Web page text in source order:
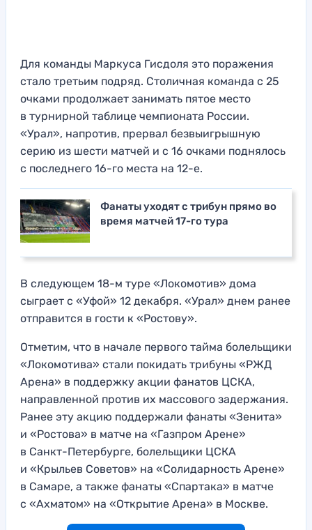
Для команды Маркуса Гисдоля это поражения
стало третьим подряд. Столичная команда с 25
очками продолжает занимать пятое место
в турнирной таблице чемпионата России.
«Урал», напротив, прервал безвыигрышную
серию из шести матчей и с 16 очками поднялось
с последнего 16-го места на 12-е.
Фанаты уходят с трибун прямо во
время матчей 17-го тура
В следующем 18-м туре «Локомотив» дома
сыграет с «Уфой» 12 декабря. «Урал» днем ранее
отправится в гости к «Ростову».
Отметим, что в начале первого тайма болельщики
«Локомотива» стали покидать трибуны «РЖД
Арена» в поддержку акции фанатов ЦСКА,
направленной против их массового задержания.
Ранее эту акцию поддержали фанаты «Зенита»
и «Ростова» в матче на «Газпром Арене»
в Санкт-Петербурге, болельщики ЦСКА
и «Крыльев Советов» на «Солидарность Арене»
в Самаре, а также фанаты «Спартака» в матче
с «Ахматом» на «Открытие Арена» в Москве.